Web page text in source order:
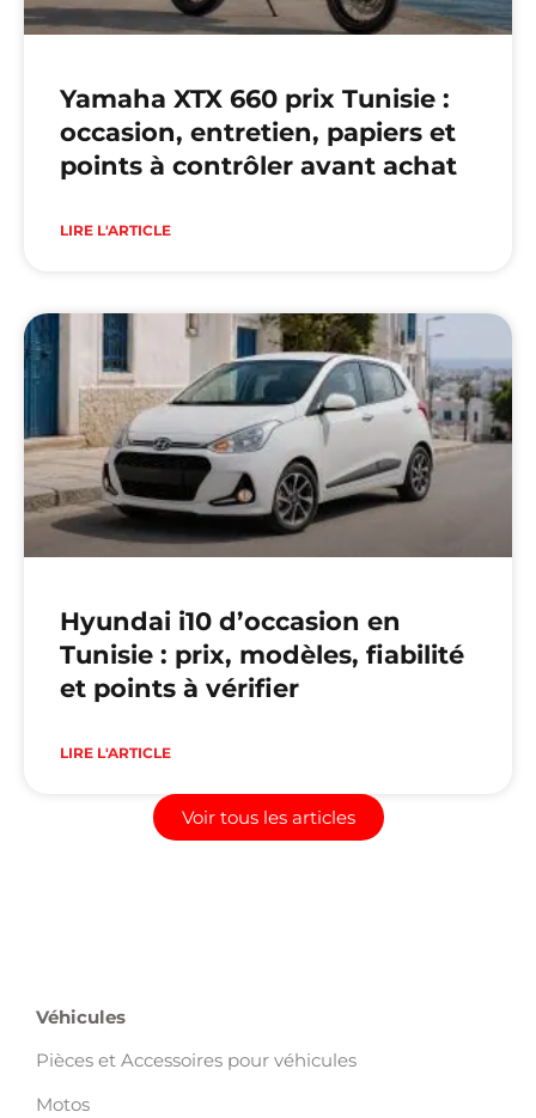
Yamaha XTX 660 prix Tunisie :
occasion, entretien, papiers et
points à contrôler avant achat
LIRE L'ARTICLE
Hyundai i10 d’occasion en
Tunisie : prix, modèles, fiabilité
et points à vérifier
LIRE L'ARTICLE
Voir tous les articles
Véhicules
Pièces et Accessoires pour véhicules
Motos